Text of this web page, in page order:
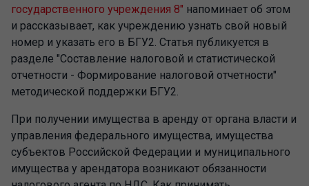
государственного учреждения 8" напоминает об этом
и рассказывает, как учреждению узнать свой новый
номер и указать его в БГУ2. Статья публикуется в
разделе "Составление налоговой и статистической
отчетности - Формирование налоговой отчетности"
методической поддержки БГУ2.
При получении имущества в аренду от органа власти и
управления федерального имущества, имущества
субъектов Российской Федерации и муниципального
имущества у арендатора возникают обязанности